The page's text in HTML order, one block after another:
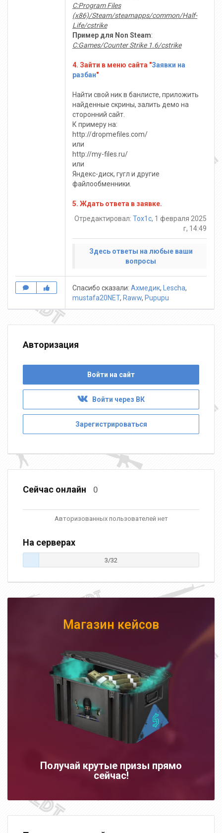
C:Program Files
(x86)/Steam/steamapps/common/Half-
Life/cstrike
Пример для Non Steam:
C:Games/Counter Strike 1.6/cstrike
4. Зайти в меню сайта "Заявки на
разбан"
Найти свой ник в банлисте, приложить
найденные скрины, залить демо на
сторонний сайт.
К примеру на:
http://dropmefiles.com/
или
http://my-files.ru/
или
Яндекс-диск, гугл и другие
файлообменники.
5. Ждать ответа в заявке.
Отредактировал: Tox1c, 1 февраля 2025
г, 14:49
Здесь ответы на любые ваши
вопросы
Спасибо сказали: Ахмедик, Lescha,
mustafa20NET, Raww, Pupupu
Авторизация
Войти на сайт
Войти через ВК
Зарегистрироваться
Сейчас онлайн 0
Авторизованных пользователей нет
На серверах
3/32
Магазин кейсов
Получай крутые призы прямо
сейчас!